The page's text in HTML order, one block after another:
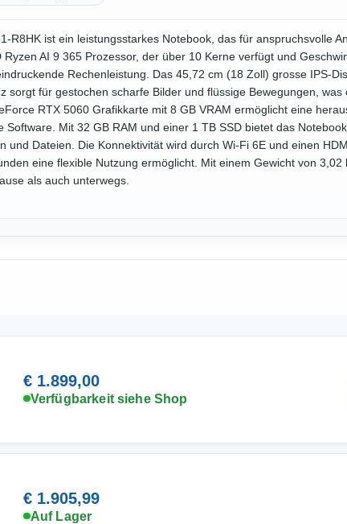
R8HK ist ein leistungsstarkes Notebook, das für anspruchsvolle
AI 9 365 Prozessor, der über 10 Kerne verfügt und
Rechenleistung. Das 45,72 cm (18 Zoll) grosse IPS-
sorgt für gestochen scharfe Bilder und flüssige Bewegungen,
RTX 5060 Grafikkarte mit 8 GB VRAM ermöglicht eine
Software. Mit 32 GB RAM und einer 1 TB SSD bietet das
und Dateien. Die Konnektivität wird durch Wi-Fi 6E und einen
eine flexible Nutzung ermöglicht. Mit einem Gewicht von
als auch unterwegs.
€ 1.899,00
Verfügbarkeit siehe Shop
€ 1.905,99
Auf Lager